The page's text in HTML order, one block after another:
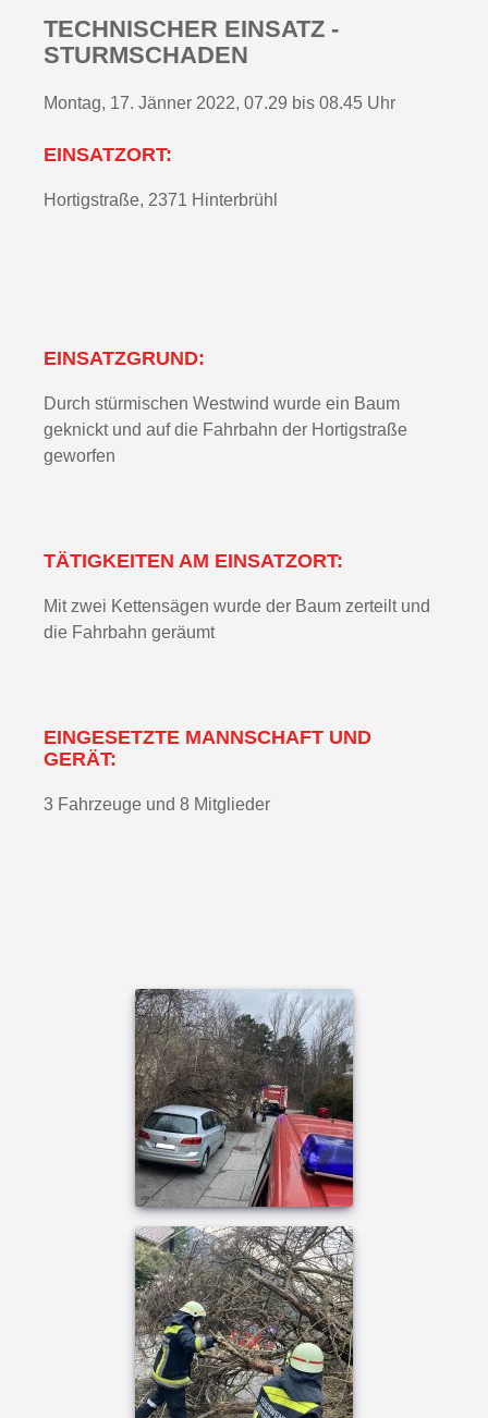
TECHNISCHER EINSATZ -
STURMSCHADEN
Montag, 17. Jänner 2022, 07.29 bis 08.45 Uhr
EINSATZORT:
Hortigstraße, 2371 Hinterbrühl
EINSATZGRUND:
Durch stürmischen Westwind wurde ein Baum
geknickt und auf die Fahrbahn der Hortigstraße
geworfen
TÄTIGKEITEN AM EINSATZORT:
Mit zwei Kettensägen wurde der Baum zerteilt und
die Fahrbahn geräumt
EINGESETZTE MANNSCHAFT UND
GERÄT:
3 Fahrzeuge und 8 Mitglieder